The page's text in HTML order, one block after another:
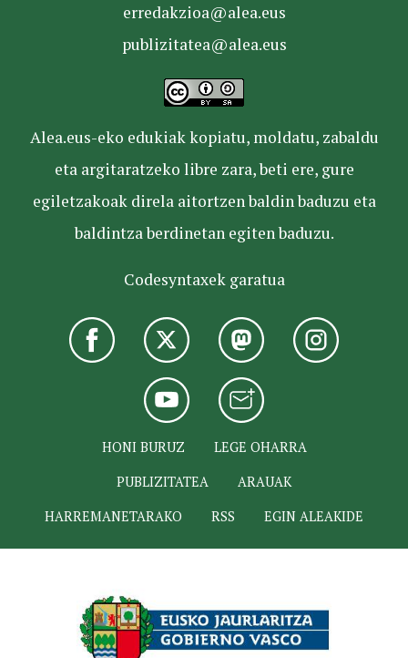
erredakzioa@alea.eus
publizitatea@alea.eus
Alea.eus-eko edukiak kopiatu, moldatu, zabaldu
eta argitaratzeko libre zara, beti ere, gure
egiletzakoak direla aitortzen baldin baduzu eta
baldintza berdinetan egiten baduzu.
Codesyntaxek garatua
HONI BURUZ
LEGE OHARRA
PUBLIZITATEA
ARAUAK
HARREMANETARAKO
RSS EGIN ALEAKIDE